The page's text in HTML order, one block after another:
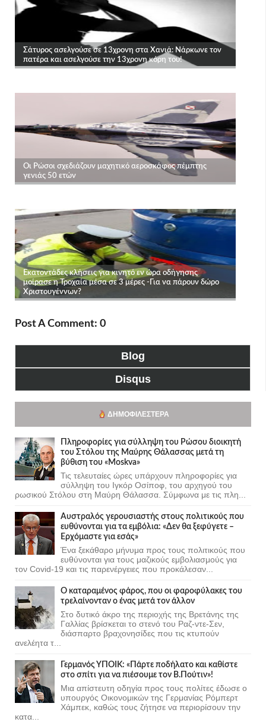
Post A Comment: 0
Blog
Disqus
ΔΗΜΟΦΙΛΈΣΤΕΡΑ
Πληροφορίες για σύλληψη του Ρώσου διοικητή
του Στόλου της Mαύρης Θάλασσας μετά τη
βύθιση του «Moskva»
Τις τελευταίες ώρες υπάρχουν πληροφορίες για
σύλληψη του Ιγκόρ Οσίποφ, του αρχηγού του
ρωσικού Στόλου στη Μαύρη Θάλασσα. Σύμφωνα με τις πλη...
Αυστραλός γερουσιαστής στους πολιτικούς που
ευθύνονται για τα εμβόλια: «Δεν θα ξεφύγετε –
Ερχόμαστε για εσάς»
Ένα ξεκάθαρο μήνυμα προς τους πολιτικούς που
ευθύνονται για τους μαζικούς εμβολιασμούς για
τον Covid-19 και τις παρενέργειες που προκάλεσαν...
Ο καταραμένος φάρος, που οι φαροφύλακες του
τρελαίνονταν ο ένας μετά τον άλλον
Στο δυτικό άκρο της περιοχής της Βρετάνης της
Γαλλίας βρίσκεται το στενό του Ραζ-ντε-Σεν,
διάσπαρτο βραχονησίδες που τις κτυπούν
ανελέητα τ...
Γερμανός ΥΠΟΙΚ: «Πάρτε ποδήλατο και καθίστε
στο σπίτι για να πιέσουμε τον Β.Πούτιν»!
Μια απίστευτη οδηγία προς τους πολίτες έδωσε ο
υπουργός Οικονομικών της Γερμανίας Ρόμπερτ
Χάμπεκ, καθώς τους ζήτησε να περιορίσουν την
κατα...